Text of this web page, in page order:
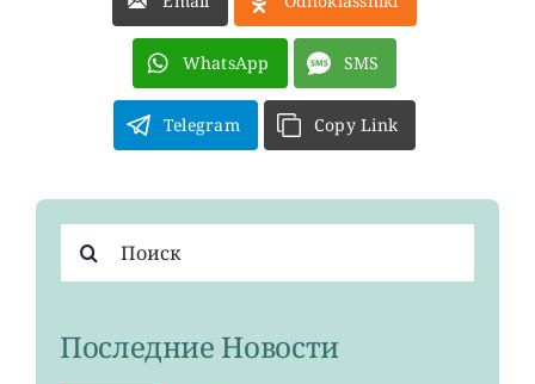
О ПРОЕКТЕ WhatsApp SMS
Telegram Copy Link
Результат
поиска:
Последние Новости